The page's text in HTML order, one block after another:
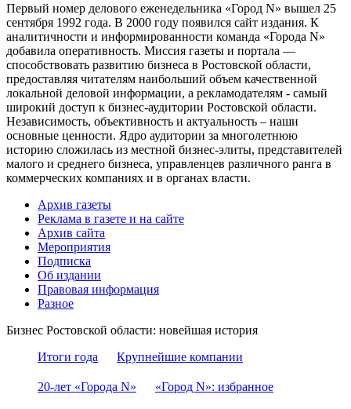
Первый номер делового еженедельника «Город N» вышел 25
сентября 1992 года. В 2000 году появился сайт издания. К
аналитичности и информированности команда «Города N»
добавила оперативность. Миссия газеты и портала —
способствовать развитию бизнеса в Ростовской области,
предоставляя читателям наибольший объем качественной
локальной деловой информации, а рекламодателям - самый
широкий доступ к бизнес-аудитории Ростовской области.
Независимость, объективность и актуальность – наши
основные ценности. Ядро аудитории за многолетнюю
историю сложилась из местной бизнес-элиты, представителей
малого и среднего бизнеса, управленцев различного ранга в
коммерческих компаниях и в органах власти.
Архив газеты
Реклама в газете и на сайте
Архив сайта
Мероприятия
Подписка
Об издании
Правовая информация
Разное
Бизнес Ростовской области: новейшая история
Итоги года
Крупнейшие компании
20-лет «Города N» «Город N»: избранное